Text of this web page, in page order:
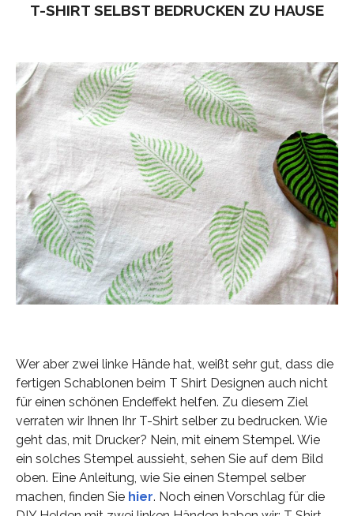
T-SHIRT SELBST BEDRUCKEN ZU HAUSE
Wer aber zwei linke Hände hat, weißt sehr gut, dass die
fertigen Schablonen beim T Shirt Designen auch nicht
für einen schönen Endeffekt helfen. Zu diesem Ziel
verraten wir Ihnen Ihr T-Shirt selber zu bedrucken. Wie
geht das, mit Drucker? Nein, mit einem Stempel. Wie
ein solches Stempel aussieht, sehen Sie auf dem Bild
oben. Eine Anleitung, wie Sie einen Stempel selber
machen, finden Sie hier. Noch einen Vorschlag für die